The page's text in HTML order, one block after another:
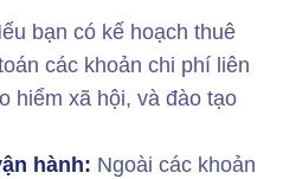
bạn có kế hoạch thuê
các khoản chi phí liên
hiểm xã hội, và đào tạo
hành: Ngoài các khoản